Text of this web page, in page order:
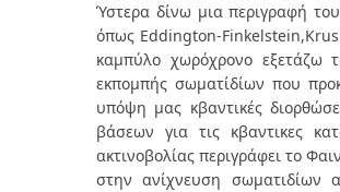
Ύστερα δίνω μια περιγραφή
όπως Eddington-
καμπύλο χωρόχρονο εξετάζω
εκπομπής σωματίδίων που
υπόψη μας κβαντικές
βάσεων για τις κβαντικες
ακτινοβολίας περιγράφει το
στην ανίχνευση σωματιδίων